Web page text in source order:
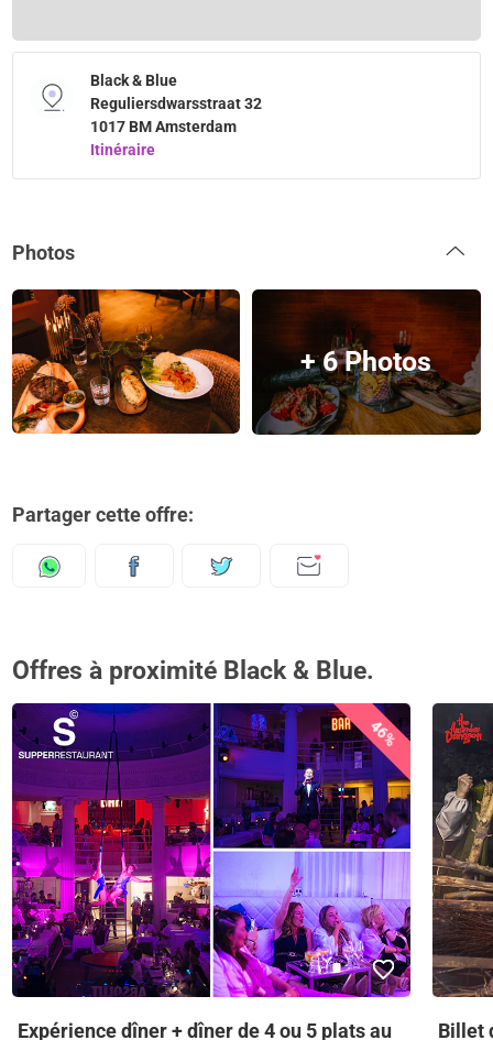
Black & Blue
Reguliersdwarsstraat 32
1017 BM Amsterdam
Itinéraire
Photos
+ 6 Photos
Partager cette offre:
Offres à proximité Black & Blue.
46%
Expérience dîner + dîner de 4 ou 5 plats au
Billet